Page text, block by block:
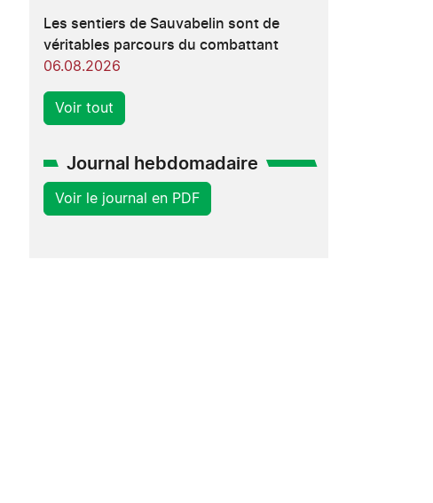
Les sentiers de Sauvabelin sont de
véritables parcours du combattant
06.08.2026
Voir tout
Journal hebdomadaire
Voir le journal en PDF